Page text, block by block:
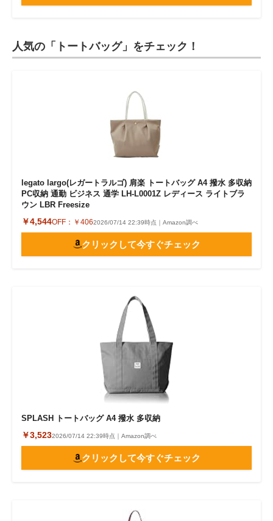
人気の「トートバッグ」をチェック！
legato largo(レガートラルゴ) 肩楽 トートバッグ A4 撥水 多収納
PC収納 通勤 ビジネス 通学 LH-L0001Z レディース ライトブラ
ウン LBR Freesize
￥4,544OFF： ￥4062026/07/14 22:39時点｜Amazon調べ
クリックして今すぐチェック
SPLASH トートバッグ A4 撥水 多収納
￥3,5232026/07/14 22:39時点｜Amazon調べ
クリックして今すぐチェック